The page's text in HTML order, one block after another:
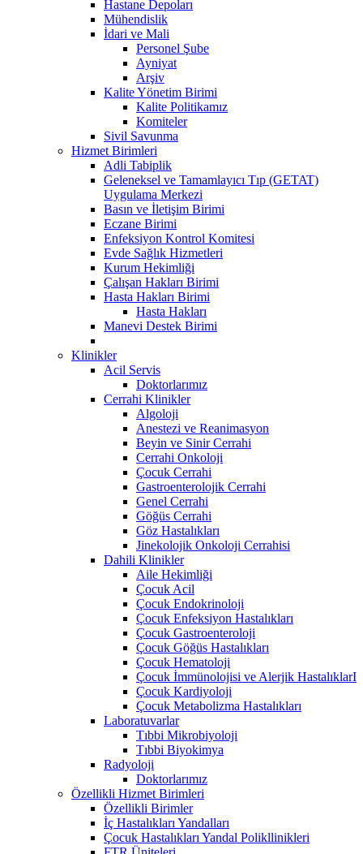
Hastane Depoları
Mühendislik
İdari ve Mali
Personel Şube
Ayniyat
Arşiv
Kalite Yönetim Birimi
Kalite Politikamız
Komiteler
Sivil Savunma
Hizmet Birimleri
Adli Tabiplik
Geleneksel ve Tamamlayıcı Tıp (GETAT)
Uygulama Merkezi
Basın ve İletişim Birimi
Eczane Birimi
Enfeksiyon Kontrol Komitesi
Evde Sağlık Hizmetleri
Kurum Hekimliği
Çalışan Hakları Birimi
Hasta Hakları Birimi
Hasta Hakları
Manevi Destek Birimi
Klinikler
Acil Servis
Doktorlarımız
Cerrahi Klinikler
Algoloji
Anestezi ve Reanimasyon
Beyin ve Sinir Cerrahi
Cerrahi Onkoloji
Çocuk Cerrahi
Gastroenterolojik Cerrahi
Genel Cerrahi
Göğüs Cerrahi
Göz Hastalıkları
Jinekolojik Onkoloji Cerrahisi
Dahili Klinikler
Aile Hekimliği
Çocuk Acil
Çocuk Endokrinoloji
Çocuk Enfeksiyon Hastalıkları
Çocuk Gastroenteroloji
Çocuk Göğüs Hastalıkları
Çocuk Hematoloji
Çocuk İmmünolojisi ve Alerjik HastalıklarI
Çocuk Kardiyoloji
Çocuk Metabolizma Hastalıkları
Laboratuvarlar
Tıbbi Mikrobiyoloji
Tıbbi Biyokimya
Radyoloji
Doktorlarımız
Özellikli Hizmet Birimleri
Özellikli Birimler
İç Hastalıkları Yandalları
Çocuk Hastalıkları Yandal Polikllinikleri